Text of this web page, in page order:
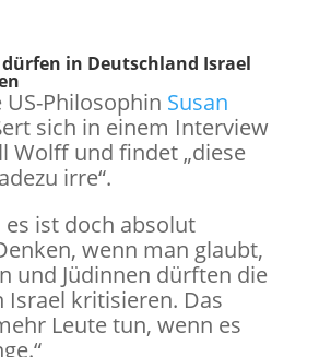
in Deutschland Israel
Philosophin Susan
sich in einem Interview
Wolff und findet „diese
irre“.
es ist doch absolut
wenn man glaubt,
und Jüdinnen dürften die
Israel kritisieren. Das
Leute tun, wenn es